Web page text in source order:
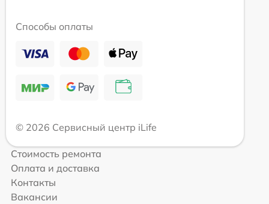
Способы оплаты
© 2026 Сервисный центр iLife
Стоимость ремонта
Оплата и доставка
Контакты
Вакансии